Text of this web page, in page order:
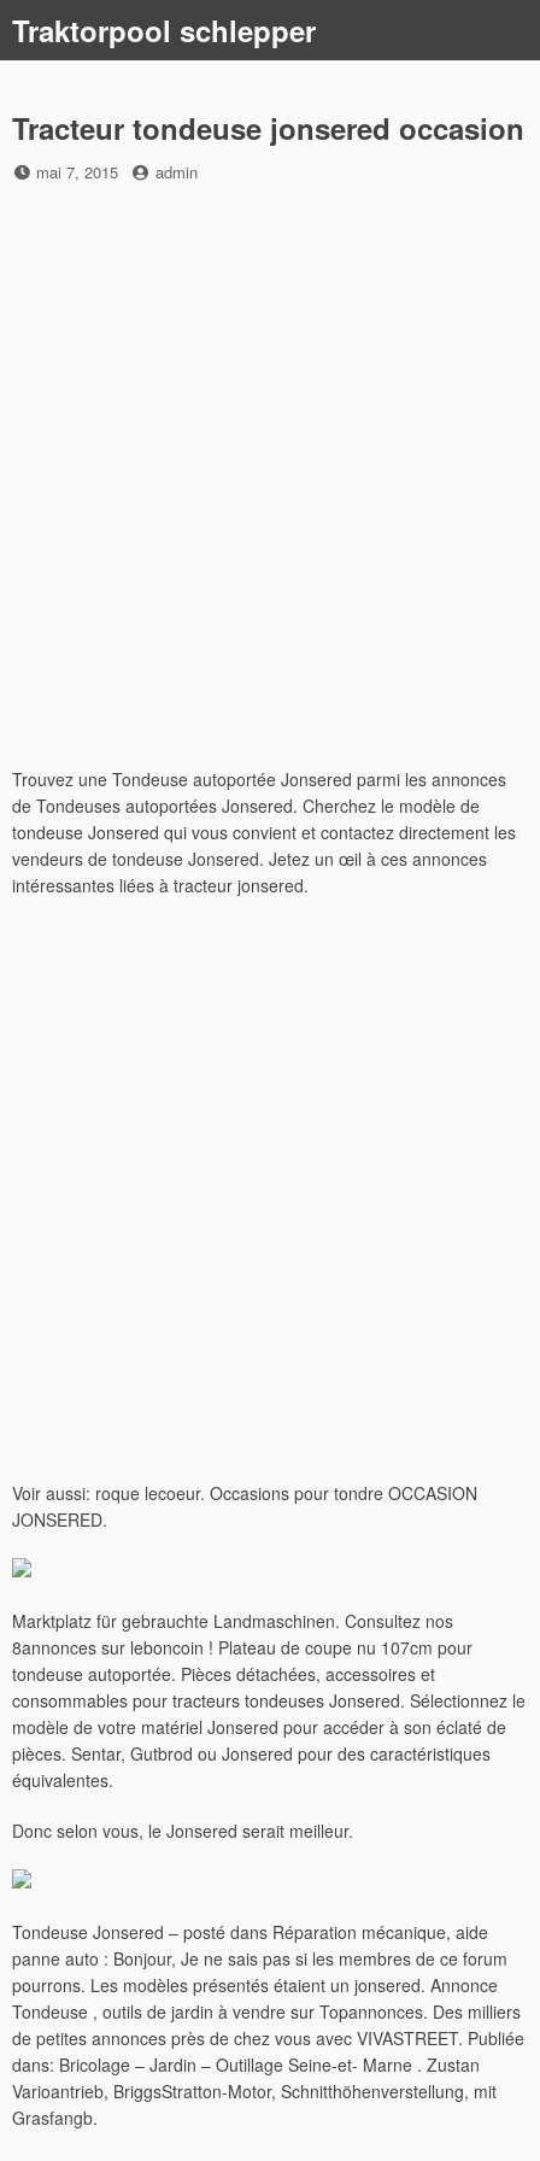
content
Traktorpool schlepper
Tracteur tondeuse jonsered occasion
Posted
mai 7, 2015 by
admin
Trouvez une Tondeuse autoportée Jonsered parmi les annonces
de Tondeuses autoportées Jonsered. Cherchez le modèle de
tondeuse Jonsered qui vous convient et contactez directement les
vendeurs de tondeuse Jonsered. Jetez un œil à ces annonces
intéressantes liées à tracteur jonsered.
Voir aussi: roque lecoeur. Occasions pour tondre OCCASION
JONSERED.
Marktplatz für gebrauchte Landmaschinen. Consultez nos
8annonces sur leboncoin ! Plateau de coupe nu 107cm pour
tondeuse autoportée. Pièces détachées, accessoires et
consommables pour tracteurs tondeuses Jonsered. Sélectionnez le
modèle de votre matériel Jonsered pour accéder à son éclaté de
pièces. Sentar, Gutbrod ou Jonsered pour des caractéristiques
équivalentes.
Donc selon vous, le Jonsered serait meilleur.
Tondeuse Jonsered – posté dans Réparation mécanique, aide
panne auto : Bonjour, Je ne sais pas si les membres de ce forum
pourrons. Les modèles présentés étaient un jonsered. Annonce
Tondeuse , outils de jardin à vendre sur Topannonces. Des milliers
de petites annonces près de chez vous avec VIVASTREET. Publiée
dans: Bricolage – Jardin – Outillage Seine-et- Marne . Zustan
Varioantrieb, BriggsStratton-Motor, Schnitthöhenverstellung, mit
Grasfangb.